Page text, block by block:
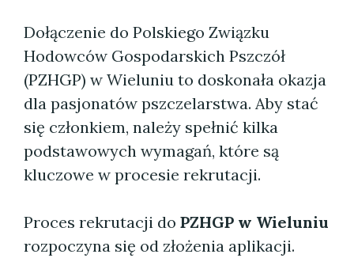
Dołączenie do Polskiego Związku
Hodowców Gospodarskich Pszczół
(PZHGP) w Wieluniu to doskonała okazja
dla pasjonatów pszczelarstwa. Aby stać
się członkiem, należy spełnić kilka
podstawowych wymagań, które są
kluczowe w procesie rekrutacji.
Proces rekrutacji do PZHGP w Wieluniu
rozpoczyna się od złożenia aplikacji.